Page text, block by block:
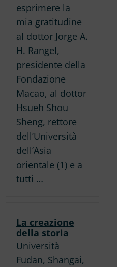
esprimere la
mia gratitudine
al dottor Jorge A.
H. Rangel,
presidente della
Fondazione
Macao, al dottor
Hsueh Shou
Sheng, rettore
dell’Università
dell’Asia
orientale (1) e a
tutti …
La creazione
della storia
Università
Fudan, Shangai,